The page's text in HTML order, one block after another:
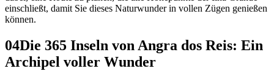
einschließt, damit Sie dieses Naturwunder in vollen Zügen genießen
können.
04Die 365 Inseln von Angra dos Reis: Ein
Archipel voller Wunder